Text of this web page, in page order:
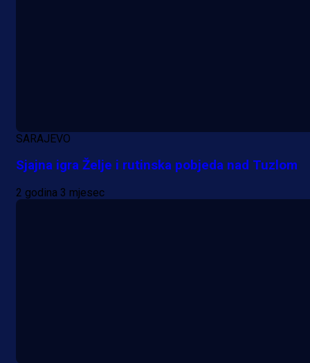
22 h 50 min
SARAJEVO
Sjajna igra Želje i rutinska pobjeda nad Tuzlom
2 godina 3 mjesec